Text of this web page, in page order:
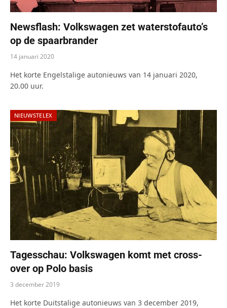
Newsflash: Volkswagen zet waterstofauto’s
op de spaarbrander
14 januari 2020
Het korte Engelstalige autonieuws van 14 januari 2020,
20.00 uur.
NIEUWSTELEX
Tagesschau: Volkswagen komt met cross-
over op Polo basis
3 december 2019
Het korte Duitstalige autonieuws van 3 december 2019,